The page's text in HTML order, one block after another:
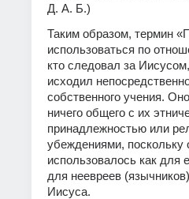
Д. А. Б.)
Таким образом, термин
использоваться по
кто следовал за
исходил
собственного учения.
ничего общего с их
принадлежностью или
убеждениями, поскольку
использовалось как для
для неевреев
Иисуса.